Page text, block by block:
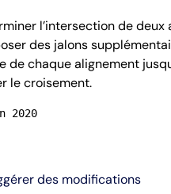
l’intersection de deux
des jalons
de chaque alignement
le croisement.
2020
des modifications